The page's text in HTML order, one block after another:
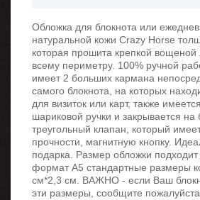
Обложка для блокнота или
натуральной кожи Crazy Horse
которая прошита крепкой
всему периметру. 100% ручной
имеет 2 больших кармана
самого блокнота, на которых
для визиток или карт, также
шариковой ручки и закрывается на
треугольный клапан, который
прочности, магнитную кнопку.
подарка. Размер обложки подходит
формат А5 стандартные размеры
см*2,3 см. ВАЖНО - если Ваш
эти размеры, сообщите пожалуйста